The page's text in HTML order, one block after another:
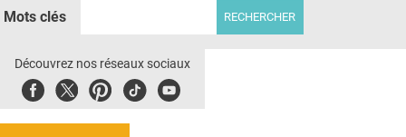
E-REVUE SAD
THÉMA
Mots clés
Découvrez nos réseaux sociaux
FacebookTwitterPinterest
TiktokYoubute